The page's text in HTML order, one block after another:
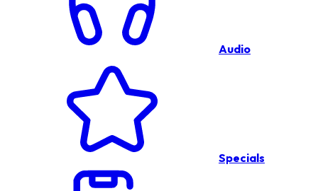
Audio
Specials